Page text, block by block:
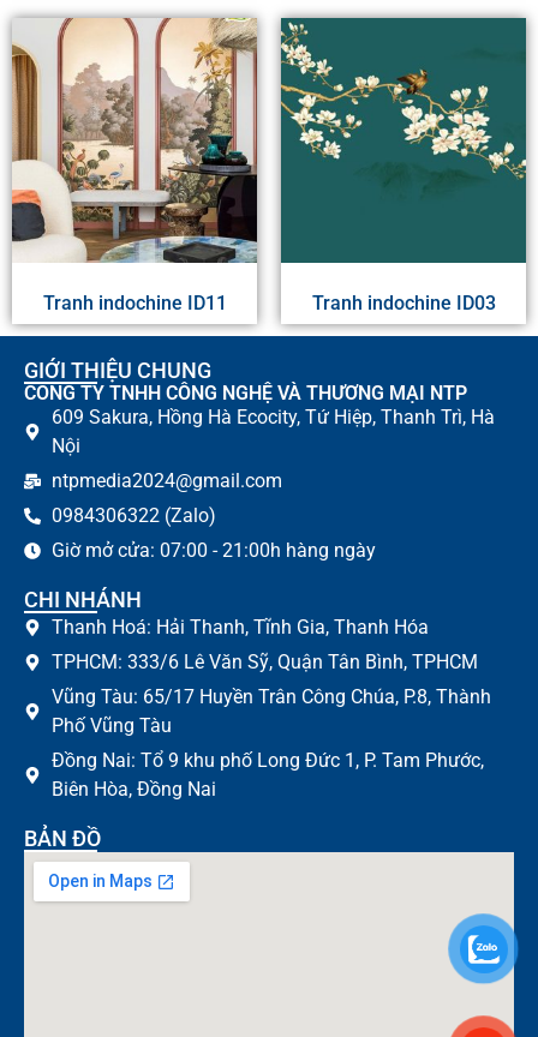
Tranh indochine ID11 Tranh indochine ID03
GIỚI THIỆU CHUNG
CÔNG TY TNHH CÔNG NGHỆ VÀ THƯƠNG MẠI NTP
609 Sakura, Hồng Hà Ecocity, Tứ Hiệp, Thanh Trì, Hà
Nội
ntpmedia2024@gmail.com
0984306322 (Zalo)
Giờ mở cửa: 07:00 - 21:00h hàng ngày
CHI NHÁNH
Thanh Hoá: Hải Thanh, Tĩnh Gia, Thanh Hóa
TPHCM: 333/6 Lê Văn Sỹ, Quận Tân Bình, TPHCM
Vũng Tàu: 65/17 Huyền Trân Công Chúa, P.8, Thành
Phố Vũng Tàu
Đồng Nai: Tổ 9 khu phố Long Đức 1, P. Tam Phước,
Biên Hòa, Đồng Nai
BẢN ĐỒ